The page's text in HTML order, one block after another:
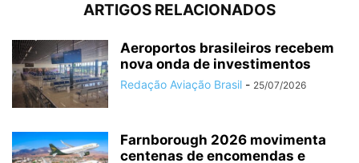
ARTIGOS RELACIONADOS
Aeroportos brasileiros recebem
nova onda de investimentos
Redação Aviação Brasil - 25/07/2026
Farnborough 2026 movimenta
centenas de encomendas e